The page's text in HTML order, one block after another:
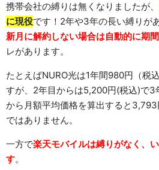
携帯会社の縛りは無くなりましたが、
に現役です！2年や3年の長い縛りが
新月に解約しない場合は自動的に期
レがあります。
たとえばNURO光は1年間980円（税
すが、2年目からは5,200円(税込)で
から月額平均価格を算出すると
ではありません。
一方で楽天モバイルは縛りがなく、
す。